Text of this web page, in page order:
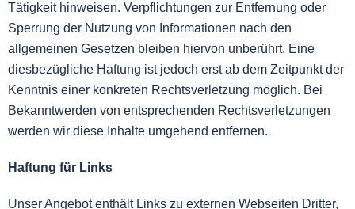
Tätigkeit hinweisen. Verpflichtungen zur Entfernung oder
Sperrung der Nutzung von Informationen nach den
allgemeinen Gesetzen bleiben hiervon unberührt. Eine
diesbezügliche Haftung ist jedoch erst ab dem Zeitpunkt der
Kenntnis einer konkreten Rechtsverletzung möglich. Bei
Bekanntwerden von entsprechenden Rechtsverletzungen
werden wir diese Inhalte umgehend entfernen.
Haftung für Links
Unser Angebot enthält Links zu externen Webseiten Dritter,